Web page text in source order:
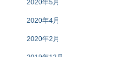
2020年5月
2020年4月
2020年2月